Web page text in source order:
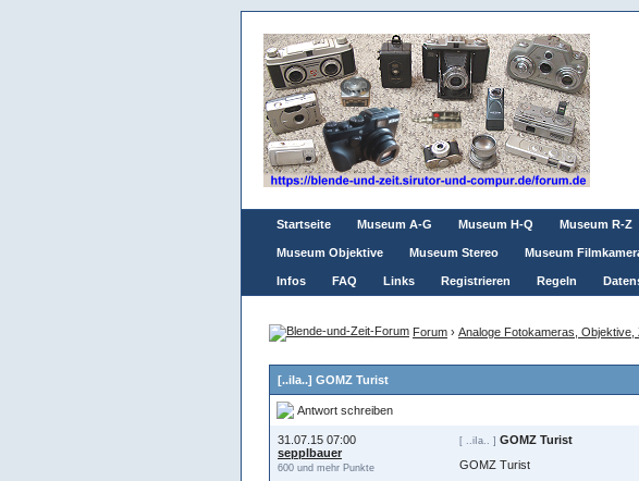
Startseite Museum A-G Museum H-Q Museum R-Z
Museum Objektive Museum Stereo Museum
Infos FAQ Links Registrieren Regeln
Forum › Analoge Fotokameras, Objektive,
[..iIa..] GOMZ Turist
Antwort schreiben
31.07.15 07:00
sepplbauer
600 und mehr Punkte
[ ..iIa.. ] GOMZ Turist
GOMZ Turist